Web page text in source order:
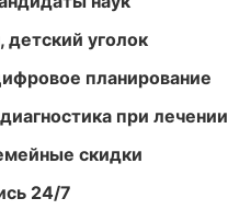
уголок
планирование
при лечении
скидки
24/7